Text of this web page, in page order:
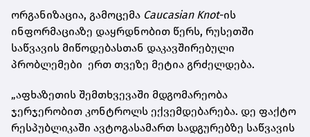
ორგანიზაცია, გამოცემა Caucasian Knot-ის
ინფორმაციაზე დაყრდნობით წერს, რუსეთში
საწვავის მიწოდებასთან დაკავშირებული
პრობლემები ერთ თვეზე მეტია გრძელდება.
„აფხაზეთის შემთხვევაში მდგომარეობა
ჯერჯერობით კონტროლს ექვემდებარება. დე ფაქტო
რესპუბლიკაში ავტოგასამართ სადგურებზე საწვავის